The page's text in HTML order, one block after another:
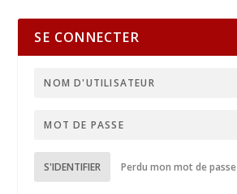
SE CONNECTER
S'IDENTIFIER Perdu mon mot de passe